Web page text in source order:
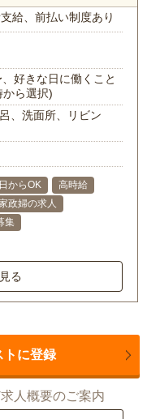
支給、前払い制度あり
好きな日に働くこと
ら選択)
、洗面所、リビン
からOK
高時給
政婦の求人
集
る
トに登録
人概要のご案内